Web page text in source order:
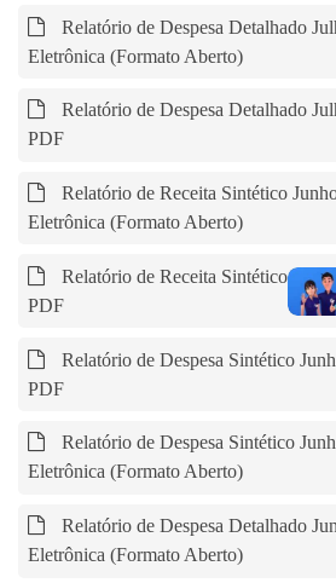
Relatório de Despesa Detalhado
Eletrônica (Formato Aberto)
Relatório de Despesa Detalhado
PDF
Relatório de Receita Sintético
Eletrônica (Formato Aberto)
Relatório de Receita Sintético
PDF
Relatório de Despesa Sintético
PDF
Relatório de Despesa Sintético
Eletrônica (Formato Aberto)
Relatório de Despesa Detalhado
Eletrônica (Formato Aberto)